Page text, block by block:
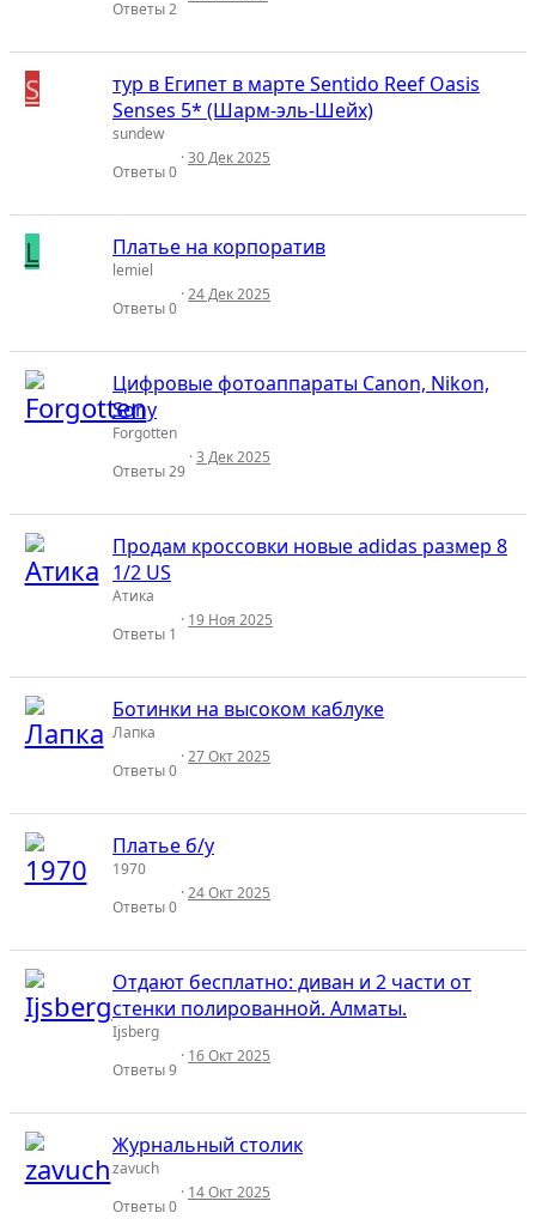
Ответы2
S
тур в Египет в марте Sentido Reef Oasis
Senses 5* (Шарм-эль-Шейх)
sundew
Ответы0
30 Дек 2025
L Платье на корпоратив
lemiel
Ответы0
24 Дек 2025
Цифровые фотоаппараты Canon, Nikon,
Sony
Forgotten
Ответы29
3 Дек 2025
Продам кроссовки новые adidas размер 8
1/2 US
Атика
Ответы 1
19 Ноя 2025
Ботинки на высоком каблуке
Лапка
Ответы0
27 Окт 2025
Платье б/у
1970
Ответы0
24 Окт 2025
Отдают бесплатно: диван и 2 части от
стенки полированной. Алматы.
Ijsberg
Ответы9
16 Окт 2025
Журнальный столик
zavuch
Ответы0
14 Окт 2025